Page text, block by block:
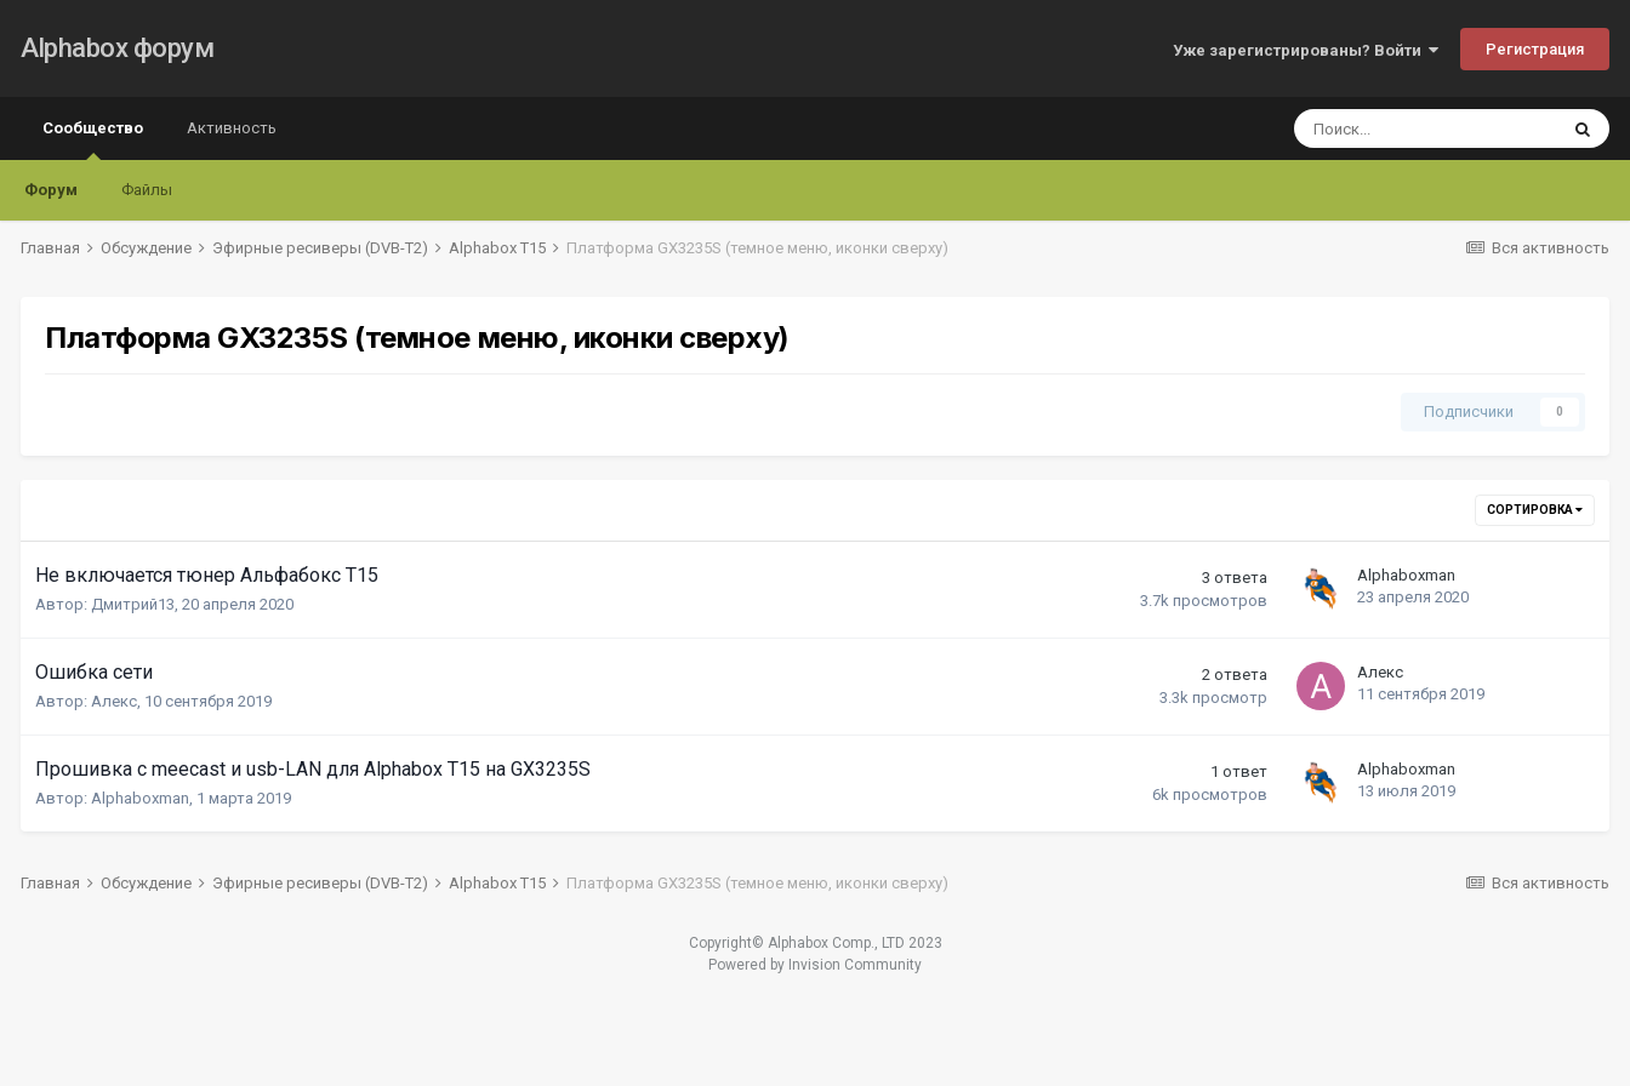
Alphabox форум Уже зарегистрированы? Войти Регистрация
Сообщество
Форум Файлы
Активность
Вся активность
Главная Обсуждение Эфирные ресиверы (DVB-T2) Alphabox T15 Платформа GX3235S (темное меню, иконки сверху)
Платформа GX3235S (темное меню, иконки сверху)
Подписчики 0
СОРТИРОВКА
Не включается тюнер Альфабокс Т15
Автор: Дмитрий13, 20 апреля 2020
3 ответа
3.7k просмотров
Alphaboxman
23 апреля 2020
Ошибка сети
Автор: Алекс, 10 сентября 2019
2 ответа
3.3k просмотр
Алекс
11 сентября 2019
Прошивка с meecast и usb-LAN для Alphabox T15 на GX3235S
Автор: Alphaboxman, 1 марта 2019
1 ответ
6k просмотров
Alphaboxman
13 июля 2019
Вся активность
Главная Обсуждение Эфирные ресиверы (DVB-T2) Alphabox T15 Платформа GX3235S (темное меню, иконки сверху)
Copyright© Alphabox Comp., LTD 2023
Powered by Invision Community